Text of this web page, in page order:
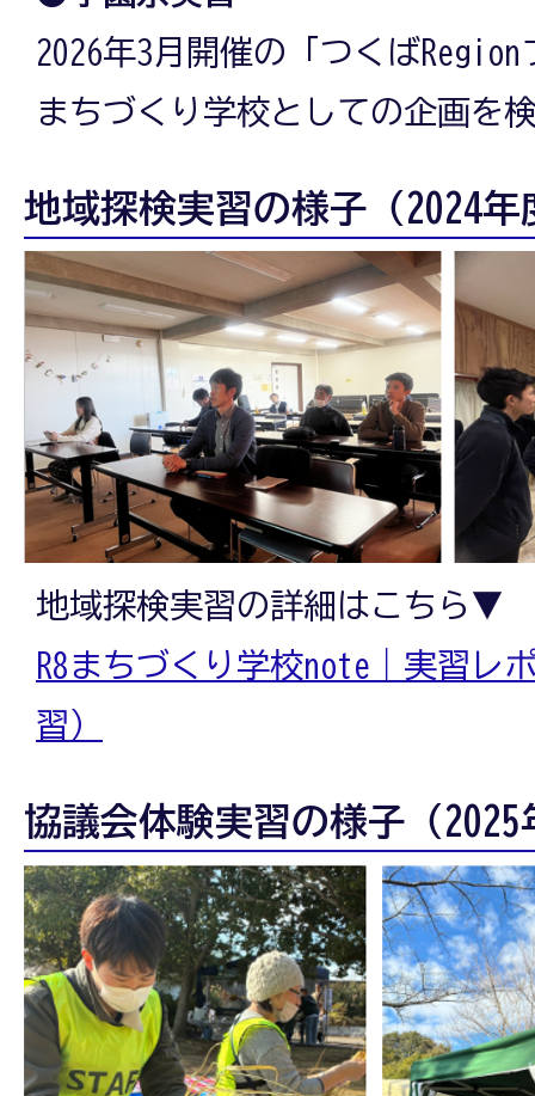
2026年3月開催の「つくば
まちづくり学校としての企画を
地域探検実習の様子（2024年
地域探検実習の詳細はこちら▼
R8まちづくり学校note｜実習レ
習）
協議会体験実習の様子（2025